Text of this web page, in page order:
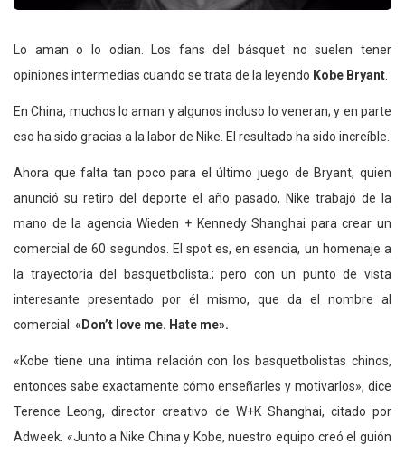
Lo aman o lo odian. Los fans del básquet no suelen tener
opiniones intermedias cuando se trata de la leyendo Kobe Bryant
En China, muchos lo aman y algunos incluso lo veneran; y en parte
eso ha sido gracias a la labor de Nike. El resultado ha sido increíble.
Ahora que falta tan poco para el último juego de Bryant, quien
anunció su retiro del deporte el año pasado, Nike trabajó de la
mano de la agencia Wieden + Kennedy Shanghai para crear un
comercial de 60 segundos. El spot es, en esencia, un homenaje a
la trayectoria del basquetbolista.; pero con un punto de vista
interesante presentado por él mismo, que da el nombre al
comercial: «Don’t love me. Hate me».
«Kobe tiene una íntima relación con los basquetbolistas chinos,
entonces sabe exactamente cómo enseñarles y motivarlos», dice
Terence Leong, director creativo de W+K Shanghai, citado por
Adweek. «Junto a Nike China y Kobe, nuestro equipo creó el guión